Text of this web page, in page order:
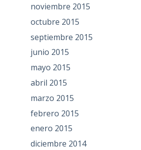
noviembre 2015
octubre 2015
septiembre 2015
junio 2015
mayo 2015
abril 2015
marzo 2015
febrero 2015
enero 2015
diciembre 2014